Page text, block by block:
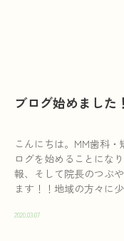
ブログ始めました！
こんにちは。MM歯科
ログを始めることにな
報、そして院長のつぶ
ます！！地域の方々に
2020.03.07